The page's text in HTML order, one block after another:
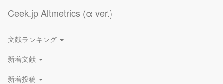
Ceek.jp Altmetrics (α ver.)
文献ランキング
新着文献
新着投稿